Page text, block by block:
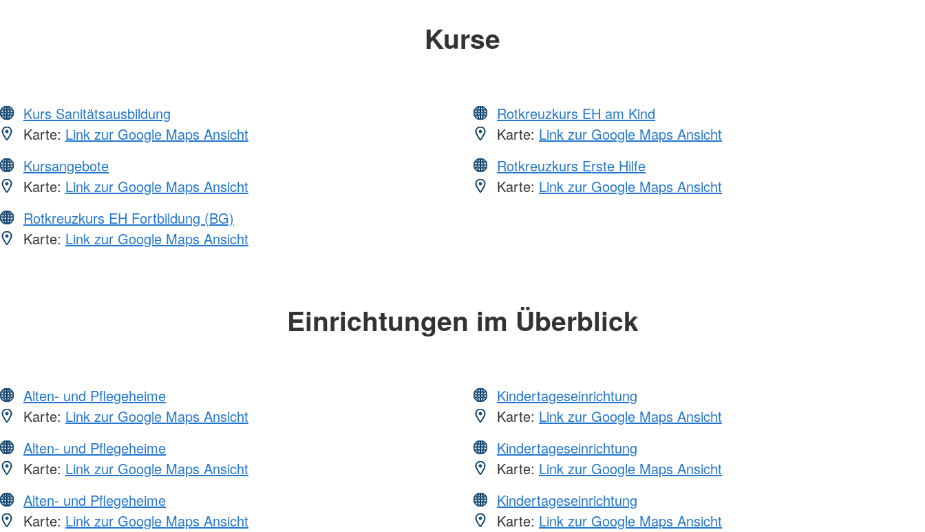
Kurse
Kurs Sanitätsausbildung
Karte: Link zur Google Maps Ansicht
Kursangebote
Karte: Link zur Google Maps Ansicht
Rotkreuzkurs EH Fortbildung (BG)
Karte: Link zur Google Maps Ansicht
Rotkreuzkurs EH am Kind
Karte: Link zur Google Maps Ansicht
Rotkreuzkurs Erste Hilfe
Karte: Link zur Google Maps Ansicht
Einrichtungen im Überblick
Alten- und Pflegeheime
Karte: Link zur Google Maps Ansicht
Alten- und Pflegeheime
Karte: Link zur Google Maps Ansicht
Alten- und Pflegeheime
Karte: Link zur Google Maps Ansicht
Kindertageseinrichtung
Karte: Link zur Google Maps Ansicht
Kindertageseinrichtung
Karte: Link zur Google Maps Ansicht
Kindertageseinrichtung
Karte: Link zur Google Maps Ansicht